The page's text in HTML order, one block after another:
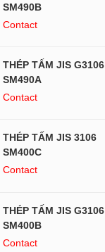
SM490B
Contact
THÉP TẤM JIS G3106
SM490A
Contact
THÉP TẤM JIS 3106
SM400C
Contact
THÉP TẤM JIS G3106
SM400B
Contact